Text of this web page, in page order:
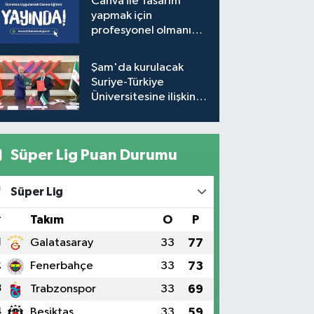
Takvimi (Güncel)
yapmak için
profesyonel olmanıza
Şam'da kurulacak
Suriye-Türkiye
Üniversitesine ilişkin
Süper Lig Puan Durumu
Süper Lig
Takım O P
Galatasaray 33 77
Fenerbahçe 33 73
Trabzonspor 33 69